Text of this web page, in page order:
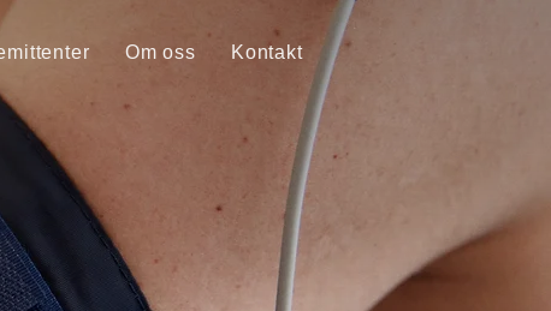
Om oss Kontakt